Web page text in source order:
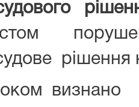
рішення
визнано